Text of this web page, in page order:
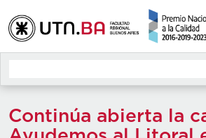
Continúa abierta la